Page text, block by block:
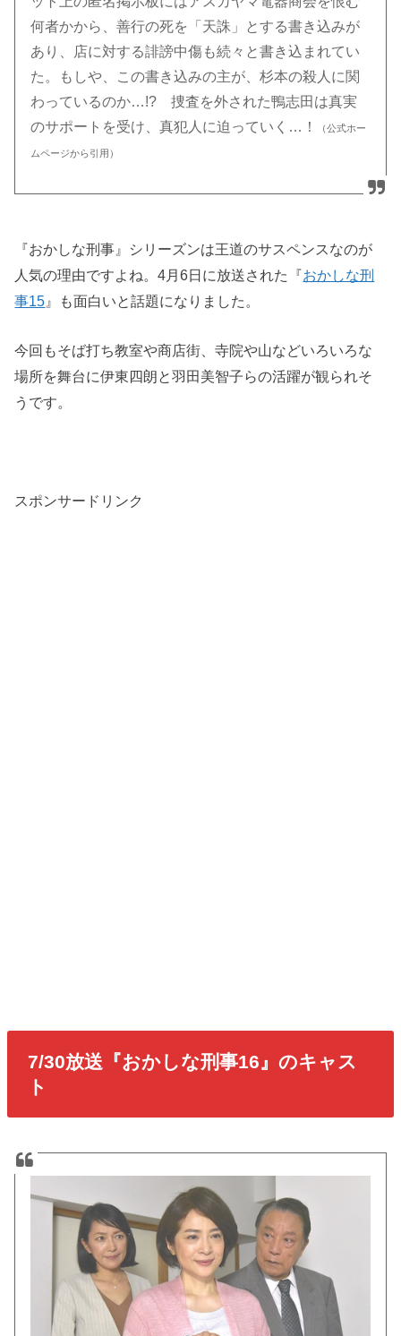
何者かから、善行の死を「天誅」とする書き込みが
あり、店に対する誹謗中傷も続々と書き込まれてい
た。もしや、この書き込みの主が、杉本の殺人に関
わっているのか…!? 捜査を外された鴨志田は真実
のサポートを受け、真犯人に迫っていく…！
（公式ホー
ムページから引用）
『おかしな刑事』シリーズンは王道のサスペンスなのが
人気の理由ですよね。4月6日に放送された『おかしな刑
事15 』も面白いと話題になりました。
今回もそば打ち教室や商店街、寺院や山などいろいろな
場所を舞台に伊東四朗と羽田美智子らの活躍が観られそ
うです。
スポンサードリンク
7/30放送『おかしな刑事16』のキャス
ト